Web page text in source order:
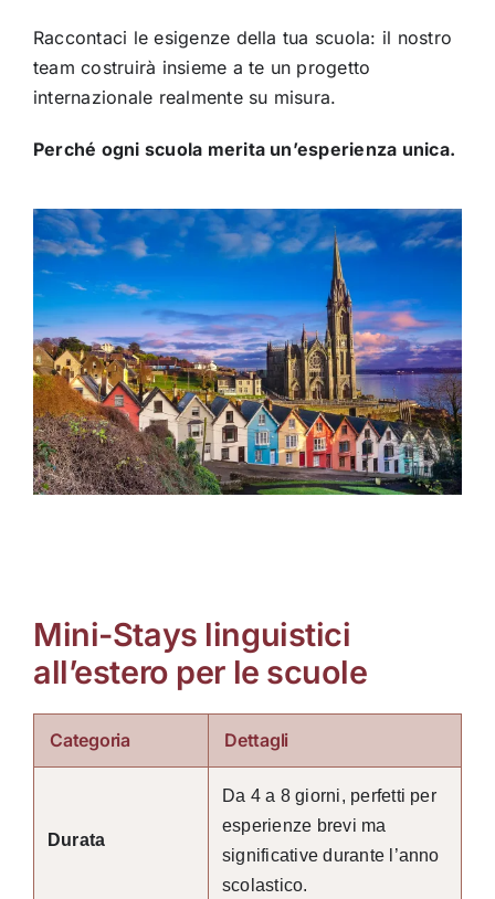
Raccontaci le esigenze della tua scuola: il nostro
team costruirà insieme a te un progetto
internazionale realmente su misura.
Perché ogni scuola merita un’esperienza unica.
Mini-Stays linguistici
all’estero per le scuole
Categoria Dettagli
Durata
Da 4 a 8 giorni, perfetti per
esperienze brevi ma
significative durante l’anno
scolastico.